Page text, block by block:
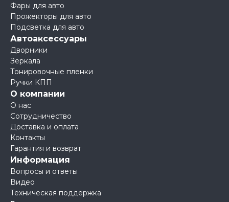
Фары для авто
Прожекторы для авто
Подсветка для авто
Автоаксессуары
Дворники
Зеркала
Тонировочные пленки
Ручки КПП
О компании
О нас
Сотрудничество
Доставка и оплата
Контакты
Гарантия и возврат
Информация
Вопросы и ответы
Видео
Техническая поддержка